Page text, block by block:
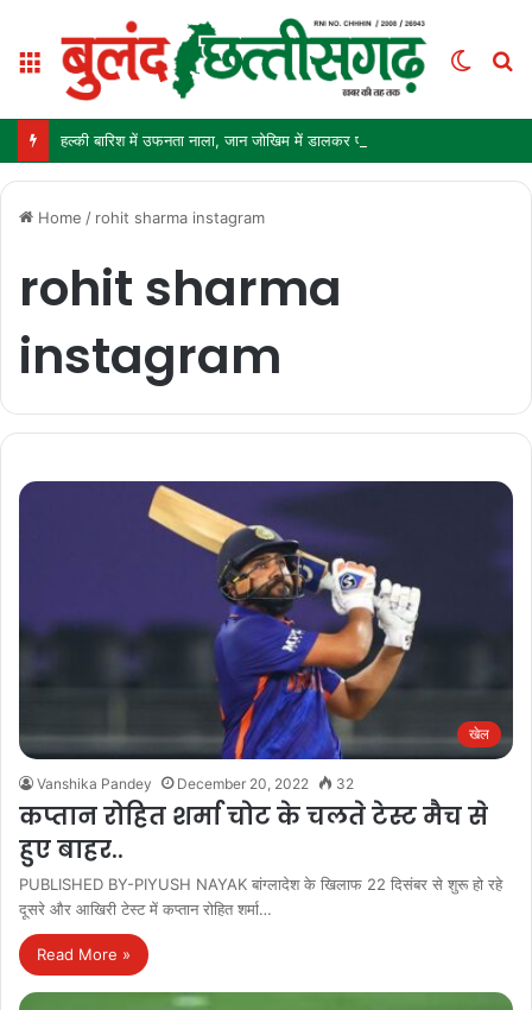
Menu
Switch
Home / rohit sharma instagram
rohit sharma
instagram
खेल
Vanshika Pandey December 20, 2022 32
कप्तान रोहित शर्मा चोट के चलते टेस्ट मैच से
हुए बाहर..
PUBLISHED BY-PIYUSH NAYAK बांग्लादेश के खिलाफ 22 दिसंबर से शुरू हो रहे
दूसरे और आखिरी टेस्ट में कप्तान रोहित शर्मा…
Read More »